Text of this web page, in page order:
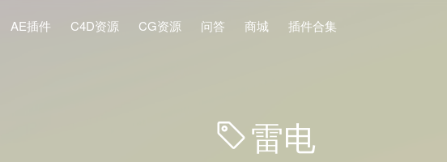
AE插件 C4D资源 CG资源 问答 商城 插件合集
雷电